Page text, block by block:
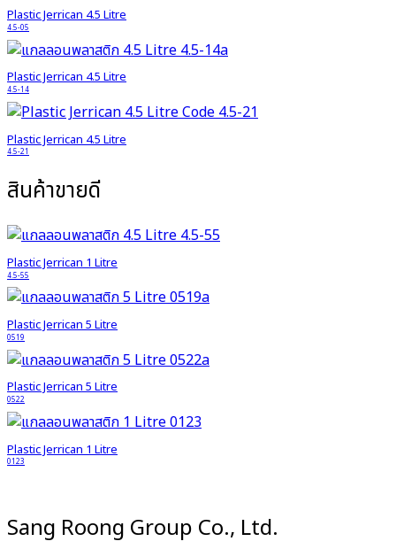
Plastic Jerrican 4.5 Litre
4.5-05
Plastic Jerrican 4.5 Litre
4.5-14
Plastic Jerrican 4.5 Litre
4.5-21
สินค้าขายดี
Plastic Jerrican 1 Litre
4.5-55
Plastic Jerrican 5 Litre
0519
Plastic Jerrican 5 Litre
0522
Plastic Jerrican 1 Litre
0123
Sang Roong Group Co., Ltd.